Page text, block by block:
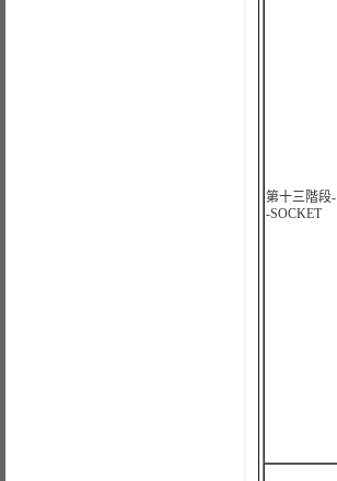
第十三階段-
-SOCKET